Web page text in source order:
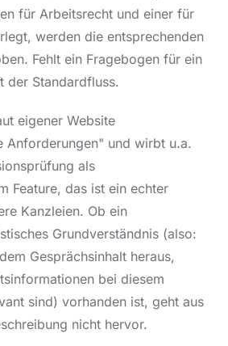
für Arbeitsrecht und einer für
werden die entsprechenden
Fehlt ein Fragebogen für ein
der Standardfluss.
eigener Website
Anforderungen" und wirbt u.a.
als
Feature, das ist ein echter
Kanzleien. Ob ein
Grundverständnis (also:
Gesprächsinhalt heraus,
bei diesem
sind) vorhanden ist, geht aus
nicht hervor.